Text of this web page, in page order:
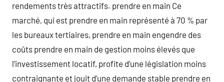
rendements très attractifs. prendre en main Ce
marché, qui est prendre en main représenté à 70 % par
les bureaux tertiaires, prendre en main engendre des
coûts prendre en main de gestion moins élevés que
l’investissement locatif, profite d’une législation moins
contraignante et jouit d’une demande stable prendre en